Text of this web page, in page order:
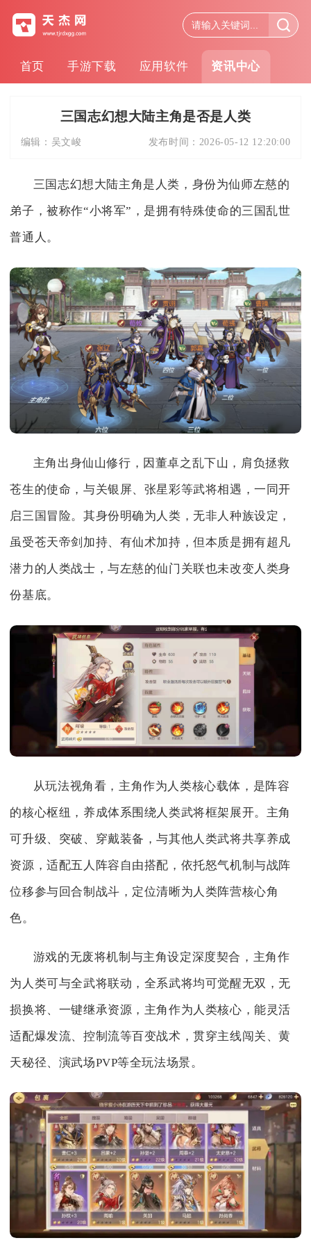
首页 手游下载 应用软件 资讯中心
三国志幻想大陆主角是否是人类
编辑： 吴文峻 发布时间： 2026-05-12 12:20:00
三国志幻想大陆主角是人类，身份为仙师左慈的
弟子，被称作“小将军”，是拥有特殊使命的三国乱世
普通人。
主角出身仙山修行，因董卓之乱下山，肩负拯救
苍生的使命，与关银屏、张星彩等武将相遇，一同开
启三国冒险。其身份明确为人类，无非人种族设定，
虽受苍天帝剑加持、有仙术加持，但本质是拥有超凡
潜力的人类战士，与左慈的仙门关联也未改变人类身
份基底。
从玩法视角看，主角作为人类核心载体，是阵容
的核心枢纽，养成体系围绕人类武将框架展开。主角
可升级、突破、穿戴装备，与其他人类武将共享养成
资源，适配五人阵容自由搭配，依托怒气机制与战阵
位移参与回合制战斗，定位清晰为人类阵营核心角
色。
游戏的无废将机制与主角设定深度契合，主角作
为人类可与全武将联动，全系武将均可觉醒无双，无
损换将、一键继承资源，主角作为人类核心，能灵活
适配爆发流、控制流等百变战术，贯穿主线闯关、黄
天秘径、演武场PVP等全玩法场景。